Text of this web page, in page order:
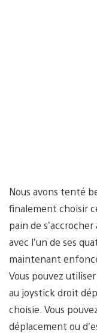
Nous avons tenté
finalement choisir
pain de
avec l’un de ses
maintenant
Vous pouvez
au joystick droit
choisie. Vous
déplacement ou